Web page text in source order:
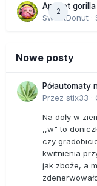
2
Apricot
SweetDonut
Nowe posty
Półautomaty
Przez stix33 ·
Na doły w
,,w" to
czy
kwitnienia
jak zboże, a